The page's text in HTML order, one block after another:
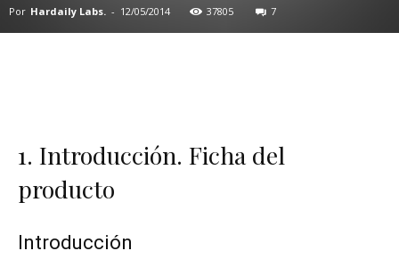
Por Hardaily Labs. - 12/05/2014 37805 7
1. Introducción. Ficha del
producto
Introducción